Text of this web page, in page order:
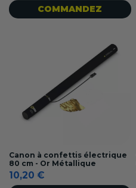
COMMANDEZ
Canon à confettis électrique
80 cm - Or Métallique
10,20 €